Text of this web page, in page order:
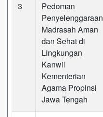
3
Pedoman
Penyelenggaraan
Madrasah Aman
dan Sehat di
Lingkungan
Kanwil
Kementerian
Agama Propinsi
Jawa Tengah